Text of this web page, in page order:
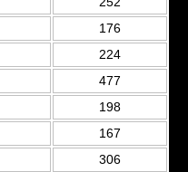
176
224
477
198
167
306